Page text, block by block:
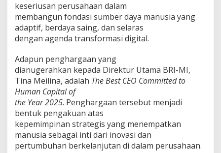
B
R
M
R
a
i
h
m
a
P
e
keseriusan perusahaan dalam
membangun fondasi sumber daya manusia yang
adaptif, berdaya saing, dan selaras
dengan agenda transformasi digital.
Adapun penghargaan yang
dianugerahkan kepada Direktur Utama BRI-MI,
Tina Meilina, adalah The Best CEO Committed to
Human Capital of
the Year 2025. Penghargaan tersebut menjadi
bentuk pengakuan atas
kepemimpinan strategis yang menempatkan
manusia sebagai inti dari inovasi dan
pertumbuhan berkelanjutan di dalam perusahaan.